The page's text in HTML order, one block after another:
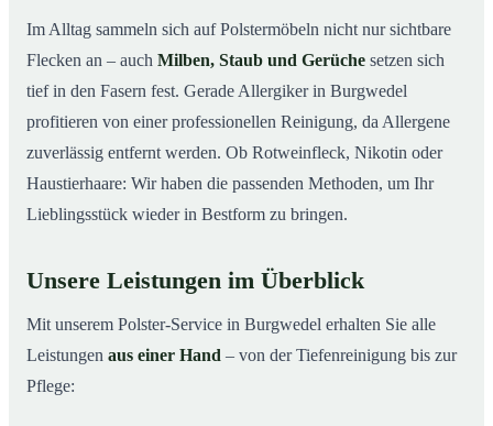
08Jetzt kostenloses Angebot einholen
09So läuft eine professionelle Polsterreinigung in
Burgwedel ab
Im Alltag sammeln sich auf Polstermöbeln nicht nur sichtbare
Flecken an – auch Milben, Staub und Gerüche setzen sich
tief in den Fasern fest. Gerade Allergiker in Burgwedel
profitieren von einer professionellen Reinigung, da Allergene
zuverlässig entfernt werden. Ob Rotweinfleck, Nikotin oder
Haustierhaare: Wir haben die passenden Methoden, um Ihr
Lieblingsstück wieder in Bestform zu bringen.
Unsere Leistungen im Überblick
Mit unserem Polster-Service in Burgwedel erhalten Sie alle
Leistungen aus einer Hand – von der Tiefenreinigung bis zur
Pflege: